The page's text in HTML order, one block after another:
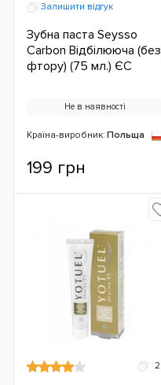
Залишити відгук
Зубна паста Seysso
Carbon Відбілююча (без
фтору) (75 мл.) ЄС
Не в наявності
Країна-виробник: Польща
199 грн
2